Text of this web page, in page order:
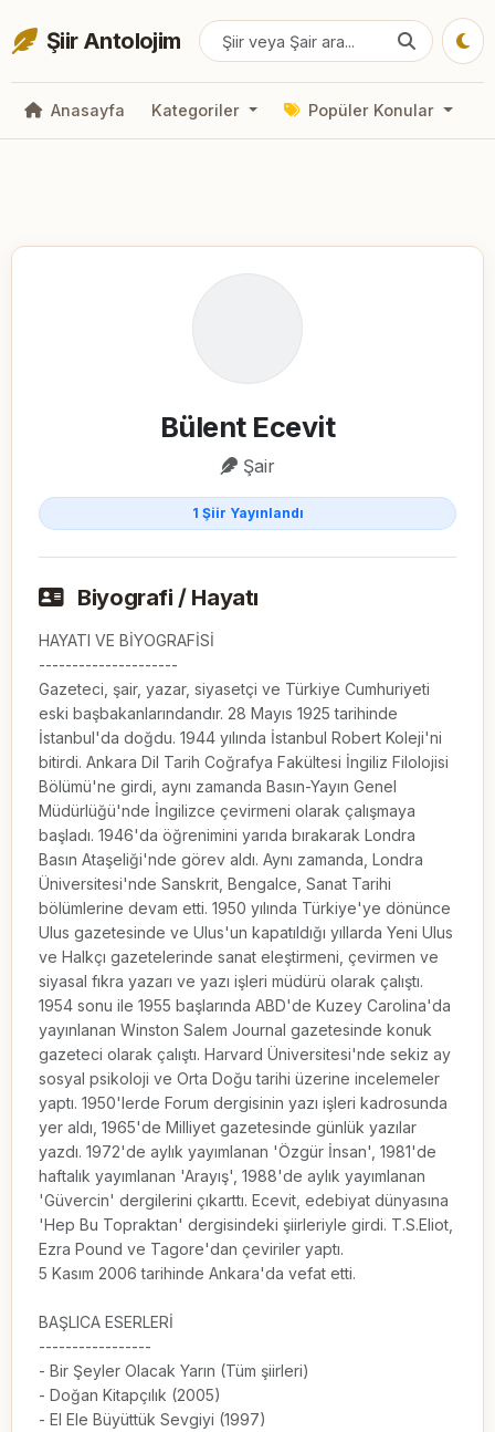
Şiir Antolojim
Anasayfa Kategoriler Popüler Konular
Bülent Ecevit
Şair
1 Şiir Yayınlandı
Biyografi / Hayatı
HAYATI VE BİYOGRAFİSİ
---------------------
Gazeteci, şair, yazar, siyasetçi ve Türkiye Cumhuriyeti
eski başbakanlarındandır. 28 Mayıs 1925 tarihinde
İstanbul'da doğdu. 1944 yılında İstanbul Robert Koleji'ni
bitirdi. Ankara Dil Tarih Coğrafya Fakültesi İngiliz Filolojisi
Bölümü'ne girdi, aynı zamanda Basın-Yayın Genel
Müdürlüğü'nde İngilizce çevirmeni olarak çalışmaya
başladı. 1946'da öğrenimini yarıda bırakarak Londra
Basın Ataşeliği'nde görev aldı. Aynı zamanda, Londra
Üniversitesi'nde Sanskrit, Bengalce, Sanat Tarihi
bölümlerine devam etti. 1950 yılında Türkiye'ye dönünce
Ulus gazetesinde ve Ulus'un kapatıldığı yıllarda Yeni Ulus
ve Halkçı gazetelerinde sanat eleştirmeni, çevirmen ve
siyasal fıkra yazarı ve yazı işleri müdürü olarak çalıştı.
1954 sonu ile 1955 başlarında ABD'de Kuzey Carolina'da
yayınlanan Winston Salem Journal gazetesinde konuk
gazeteci olarak çalıştı. Harvard Üniversitesi'nde sekiz ay
sosyal psikoloji ve Orta Doğu tarihi üzerine incelemeler
yaptı. 1950'lerde Forum dergisinin yazı işleri kadrosunda
yer aldı, 1965'de Milliyet gazetesinde günlük yazılar
yazdı. 1972'de aylık yayımlanan 'Özgür İnsan', 1981'de
haftalık yayımlanan 'Arayış', 1988'de aylık yayımlanan
'Güvercin' dergilerini çıkarttı. Ecevit, edebiyat dünyasına
'Hep Bu Topraktan' dergisindeki şiirleriyle girdi. T.S.Eliot,
Ezra Pound ve Tagore'dan çeviriler yaptı.
5 Kasım 2006 tarihinde Ankara'da vefat etti.
BAŞLICA ESERLERİ
-----------------
- Bir Şeyler Olacak Yarın (Tüm şiirleri)
- Doğan Kitapçılık (2005)
- El Ele Büyüttük Sevgiyi (1997)